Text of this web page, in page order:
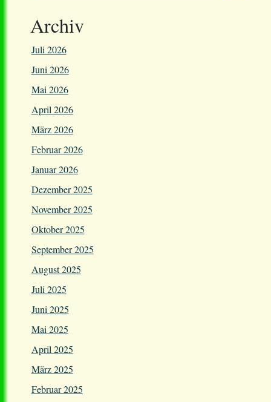
Archiv
Juli 2026
Juni 2026
Mai 2026
April 2026
März 2026
Februar 2026
Januar 2026
Dezember 2025
November 2025
Oktober 2025
September 2025
August 2025
Juli 2025
Juni 2025
Mai 2025
April 2025
März 2025
Februar 2025